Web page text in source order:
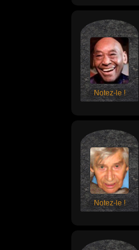
Notez-le !
Notez-le !